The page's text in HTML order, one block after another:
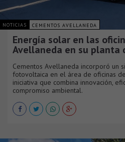
NOTICIAS CEMENTOS AVELLANEDA
Energía solar en las
Avellaneda en su planta
Cementos Avellaneda incorporó un
fotovoltaica en el área de oficinas
iniciativa que combina innovación,
compromiso ambiental.